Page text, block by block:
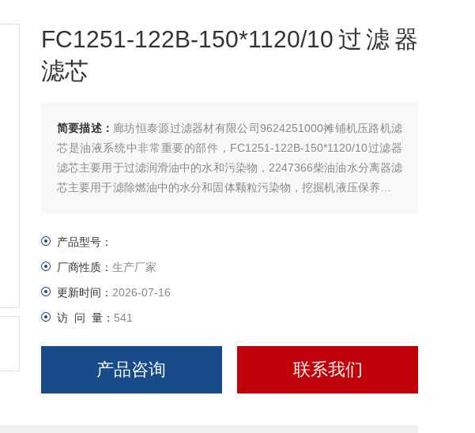
FC1251-122B-150*1120/10过滤器
滤芯
简要描述： 廊坊恒泰源过滤器材有限公司9624251000摊铺机压路机滤
芯是油液系统中非常重要的部件，FC1251-122B-150*1120/10过滤器
滤芯主要用于过滤润滑油中的水和污染物，2247366柴油油水分离器滤
芯主要用于滤除燃油中的水分和固体颗粒污染物，挖掘机液压保养件回
产品型号：
厂商性质： 生产厂家
更新时间： 2026-07-16
访 问 量： 541
产品咨询 联系我们